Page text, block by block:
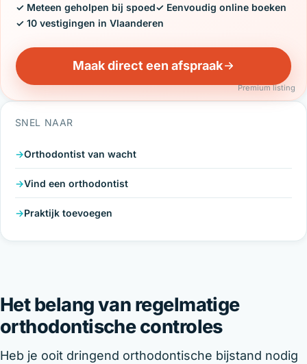
✓ Meteen geholpen bij spoed✓ Eenvoudig online boeken
✓ 10 vestigingen in Vlaanderen
Maak direct een afspraak
Premium listing
SNEL NAAR
Orthodontist van wacht
Vind een orthodontist
Praktijk toevoegen
Het belang van regelmatige
orthodontische controles
Heb je ooit dringend orthodontische bijstand nodig